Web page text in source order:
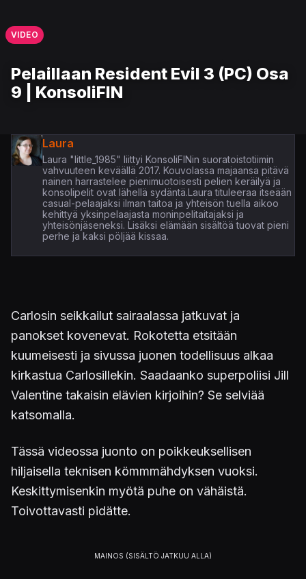
VIDEO
Pelaillaan Resident Evil 3 (PC) Osa
9 | KonsoliFIN
Laura
Laura "little_1985" liittyi KonsoliFINin suoratoistotiimin
vahvuuteen keväällä 2017. Kouvolassa majaansa pitävä
nainen harrastelee pienimuotoisesti pelien keräilyä ja
konsolipelit ovat lähellä sydäntä.Laura tituleeraa itseään
casual-pelaajaksi ilman taitoa ja yhteisön tuella aikoo
kehittyä yksinpelaajasta moninpelitaitajaksi ja
yhteisönjäseneksi. Lisäksi elämään sisältöä tuovat pieni
perhe ja kaksi pöljää kissaa.
Carlosin seikkailut sairaalassa jatkuvat ja
panokset kovenevat. Rokotetta etsitään
kuumeisesti ja sivussa juonen todellisuus alkaa
kirkastua Carlosillekin. Saadaanko superpoliisi Jill
Valentine takaisin elävien kirjoihin? Se selviää
katsomalla.
Tässä videossa juonto on poikkeuksellisen
hiljaisella teknisen kömmmähdyksen vuoksi.
Keskittymisenkin myötä puhe on vähäistä.
Toivottavasti pidätte.